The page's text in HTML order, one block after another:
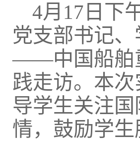
4月 17 日下
党支部书记
——中国船舶
践走访。本
导学生关注
情，鼓励学